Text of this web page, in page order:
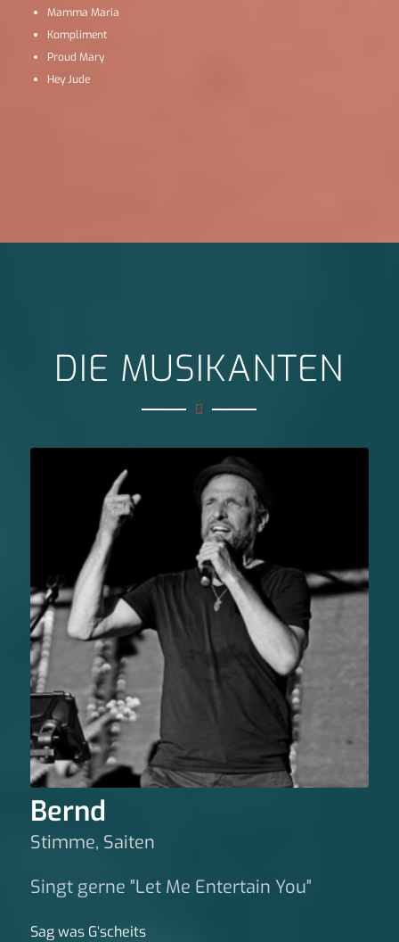
Mamma Maria
Kompliment
Proud Mary
Hey Jude
DIE MUSIKANTEN
Bernd
Stimme, Saiten
Singt gerne "Let Me Entertain You"
Sag was G‘scheits